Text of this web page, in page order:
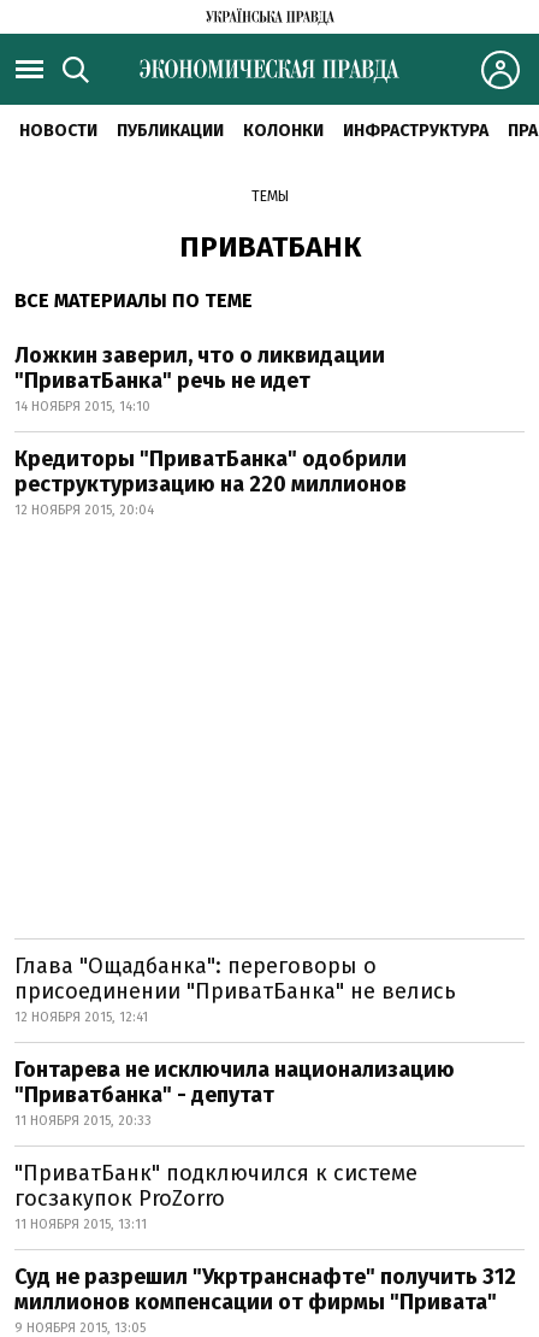
НОВОСТИ ПУБЛИКАЦИИ КОЛОНКИ ИНФРАСТРУКТУРА
ТЕМЫ
ПРИВАТБАНК
ВСЕ МАТЕРИАЛЫ ПО ТЕМЕ
Ложкин заверил, что о ликвидации
"ПриватБанка" речь не идет
14 НОЯБРЯ 2015, 14:10
Кредиторы "ПриватБанка" одобрили
реструктуризацию на 220 миллионов
12 НОЯБРЯ 2015, 20:04
Глава "Ощадбанка": переговоры о
присоединении "ПриватБанка" не велись
12 НОЯБРЯ 2015, 12:41
Гонтарева не исключила национализацию
"Приватбанка" - депутат
11 НОЯБРЯ 2015, 20:33
"ПриватБанк" подключился к системе
госзакупок ProZorro
11 НОЯБРЯ 2015, 13:11
Суд не разрешил "Укртранснафте" получить 312
миллионов компенсации от фирмы "Привата"
9 НОЯБРЯ 2015, 13:05